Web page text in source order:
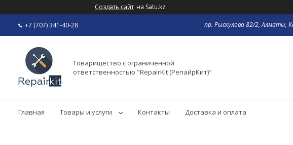
Создать сайт на Satu.kz
+7 (707) 341-40-28 пр. Рыскулова 82/2, Алматы,
Товарищество с ограниченной
ответственностью "RepairKit (РепайрКит)"
Главная Товары и услуги Контакты Доставка и оплата